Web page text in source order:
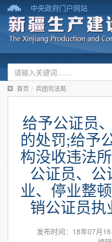
中央政府门户网站
首页 / 兵团司法局
给予公证员
的处罚;给予
构没收违法
公证员、公
业、停业整
销公证员执
发布时间：18年07月16